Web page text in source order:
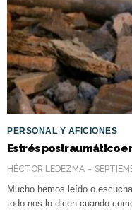
PERSONAL Y AFICIONES
Estrés postraumático
HÉCTOR LEDEZMA
Mucho hemos leído o
todo nos lo dicen cuando